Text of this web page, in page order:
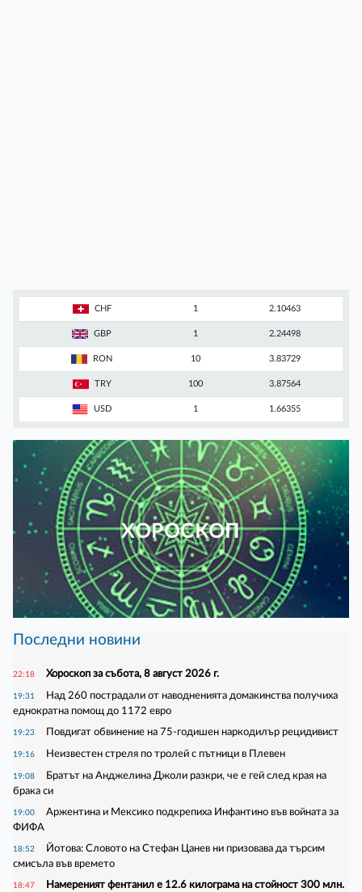
CHF 1 2.10463
GBP 1 2.24498
RON 10 3.83729
TRY 100 3.87564
USD 1 1.66355
ХОРОСКОП
Последни новини
22:18 Хороскоп за събота, 8 август 2026 г.
19:31
Над 260 пострадали от наводненията домакинства получиха
еднократна помощ до 1172 евро
19:23 Повдигат обвинение на 75-годишен наркодилър рецидивист
19:16 Неизвестен стреля по тролей с пътници в Плевен
19:08
Братът на Анджелина Джоли разкри, че е гей след края на
брака си
19:00
Аржентина и Мексико подкрепиха Инфантино във войната за
ФИФА
18:52
Йотова: Словото на Стефан Цанев ни призовава да търсим
смисъла във времето
18:47
Намереният фентанил е 12.6 килограма на стойност 300 млн.